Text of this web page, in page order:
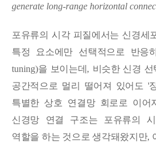
generate long-range horizontal
포유류의 시각 피질에서는 신경세
특정 요소에만 선택적으로 반응
tuning)을 보이는데 , 비슷한 신경
공간적으로 멀리 떨어져 있어도 '
특별한 상호 연결망 회로로 이어
신경망 연결 구조는 포유류의
역할을 하는 것으로 생각돼왔지만,